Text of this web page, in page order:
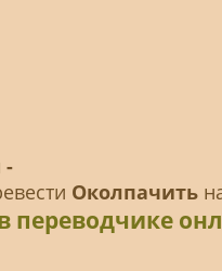
-
Околпачить
переводчике